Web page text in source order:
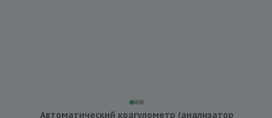
Автоматический коагулометр (анализатор